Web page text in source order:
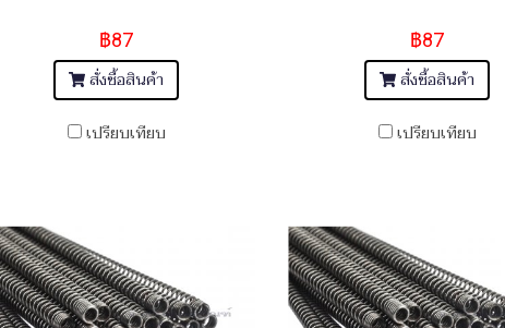
฿87
สั่งซื้อสินค้า
เปรียบเทียบ
฿87
สั่งซื้อสินค้า
เปรียบเทียบ